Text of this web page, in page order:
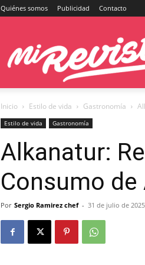
Quiénes somos Publicidad Contacto
Inicio Estilo de vida Gastronomía
Estilo de vida Gastronomía
Alkanatur:
Consumo de
Por Sergio Ramirez chef - 31 de julio de 2025